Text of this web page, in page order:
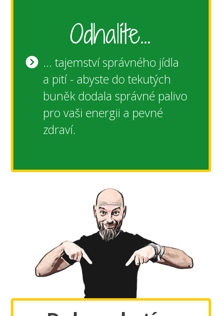
Odhalíte...
... tajemství správného jídla
a pití - abyste do tekutých
buněk dodala správné palivo
pro vaši energii a pevné
zdraví.